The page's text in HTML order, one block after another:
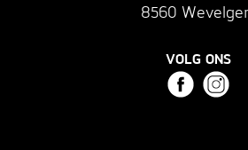
8560
VOLG ONS